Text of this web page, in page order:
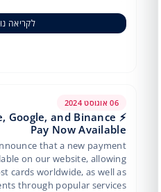
לקריאה
06 אוגוסט 2024
Google, and Binance
Pay Now Available
that a new payment
on our website, allowing
cards worldwide, as well as
through popular services